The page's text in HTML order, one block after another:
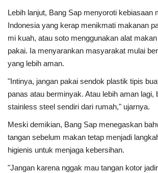
Lebih lanjut, Bang Sap menyoroti kebiasaan
Indonesia yang kerap menikmati makanan
mi kuah, atau soto menggunakan alat
pakai. Ia menyarankan masyarakat mulai
yang lebih aman.
"Intinya, jangan pakai sendok plastik tipis
panas atau berminyak. Atau lebih aman lagi,
stainless steel sendiri dari rumah," ujarnya.
Meski demikian, Bang Sap menegaskan
tangan sebelum makan tetap menjadi
higienis untuk menjaga kebersihan.
"Jangan karena nggak mau tangan kotor